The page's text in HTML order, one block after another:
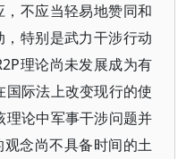
不应当轻易地赞同和
特别是武力干涉行动
理论尚未发展成为有
际法上改变现行的使
理论中军事干涉问题并
念尚不具备时间的土